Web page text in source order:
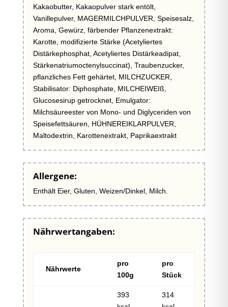
Kakaobutter, Kakaopulver stark entölt,
Vanillepulver, MAGERMILCHPULVER, Speisesalz,
Aroma, Gewürz, färbender Pflanzenextrakt:
Karotte, modifizierte Stärke (Acetyliertes
Distärkephosphat, Acetyliertes Distärkeadipat,
Stärkenatriumoctenylsuccinat), Traubenzucker,
pflanzliches Fett gehärtet, MILCHZUCKER,
Stabilisator: Diphosphate, MILCHEIWEIß,
Glucosesirup getrocknet, Emulgator:
Milchsäureester von Mono- und Diglyceriden von
Speisefettsäuren, HÜHNEREIKLARPULVER,
Maltodextrin, Karottenextrakt, Paprikaextrakt
Allergene:
Enthält Eier, Gluten, Weizen/Dinkel, Milch.
Nährwertangaben:
Nährwerte
pro
100g
pro
Stück
393
314